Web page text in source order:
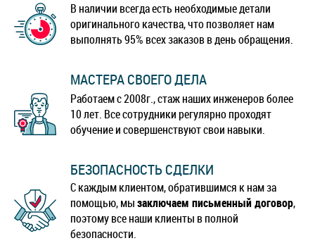
В наличии всегда есть необходимые детали
оригинального качества, что позволяет нам
выполнять 95% всех заказов в день обращения.
МАСТЕРА СВОЕГО ДЕЛА
Работаем с 2008г., стаж наших инженеров более
10 лет. Все сотрудники регулярно проходят
обучение и совершенствуют свои навыки.
БЕЗОПАСНОСТЬ СДЕЛКИ
С каждым клиентом, обратившимся к нам за
помощью, мызаключаем письменный договор,
поэтому все наши клиенты в полной
безопасности.